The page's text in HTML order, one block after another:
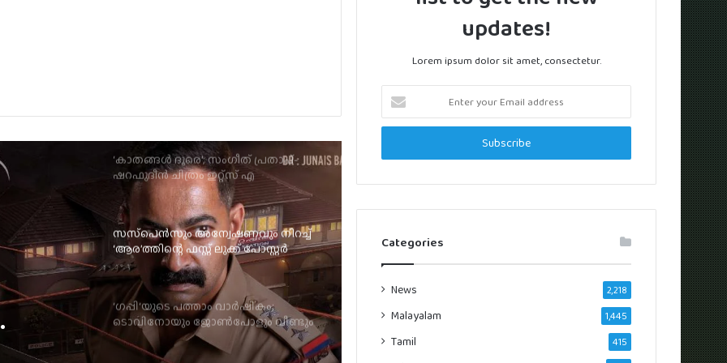
ഷറഫുദീൻ ചിത്രം ഇറ്റ്സ് എ
പുറത്ത്
സസ്‌പെന്‍സും അന്വേഷണവും നിറച്ച്
‘ആര’ത്തിന്റെ ഫസ്റ്റ് ലുക്ക് പോസ്റ്റര്‍
‘ഗപ്പി‘യുടെ പത്താം വാർഷികം;
ടൊവിനോയും ജോൺപോളും വീണ്ടും
ഒന്നിക്കുന്നു
3 ലക്ഷം വിലവരുന്ന വാച്ച്, ജൂഡ്
ആന്തണിയ്ക്ക് സുചിത്ര
മോഹൻലാലിൻറെ സ്നേഹ സമ്മാനം
updates!
Lorem ipsum dolor sit amet, consectetur.
Enter
your
Email
Categories
News 2,218
Malayalam 1,445
Tamil 415